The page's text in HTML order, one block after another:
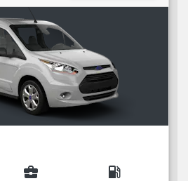
business_center local_gas_station